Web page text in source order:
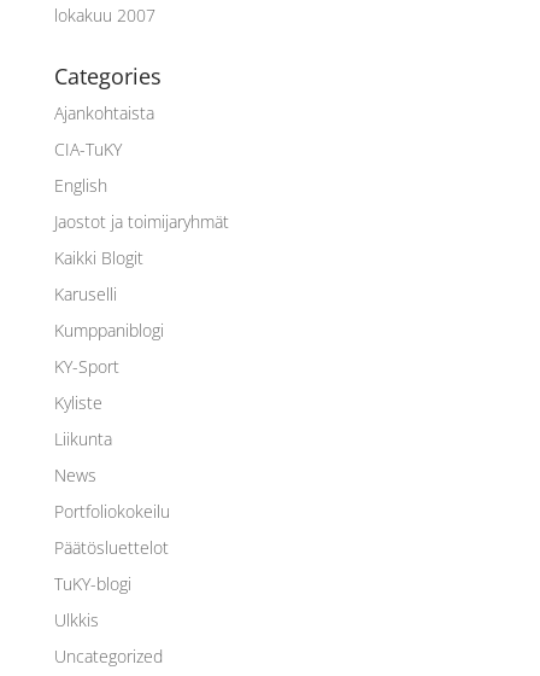
lokakuu 2007
Categories
Ajankohtaista
CIA-TuKY
English
Jaostot ja toimijaryhmät
Kaikki Blogit
Karuselli
Kumppaniblogi
KY-Sport
Kyliste
Liikunta
News
Portfoliokokeilu
Päätösluettelot
TuKY-blogi
Ulkkis
Uncategorized